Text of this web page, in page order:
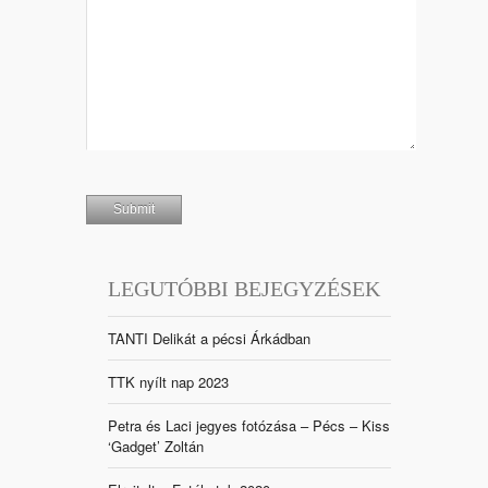
LEGUTÓBBI BEJEGYZÉSEK
TANTI Delikát a pécsi Árkádban
TTK nyílt nap 2023
Petra és Laci jegyes fotózása – Pécs – Kiss
‘Gadget’ Zoltán